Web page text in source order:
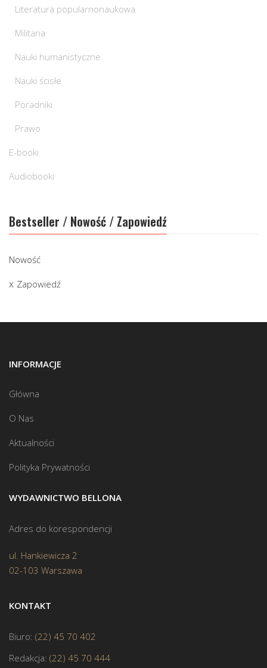
Literatura popularnonaukowa
Militaria
Nauki humanistyczne
Nauki ścisłe
Poradniki
Prawo
E-booki
Audiobooki
Bestseller / Nowość / Zapowiedź
Nowość
Zapowiedź
INFORMACJE
Główna
O Nas
Aktualności
Polityka Prywatności
WYDAWNICTWO BELLONA
Adres do korespondencji
ul. Hankiewicza 2
02-103 Warszawa
KONTAKT
Biuro: (22) 45 70 402
Redakcja: (22) 45 70 444